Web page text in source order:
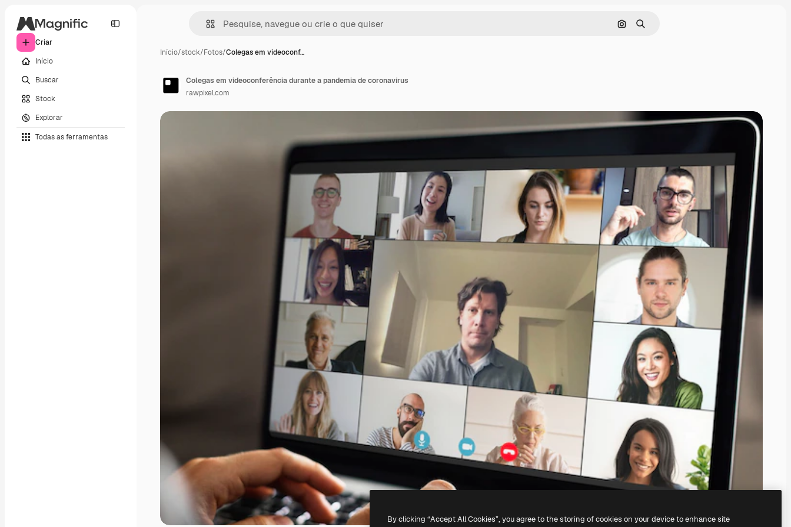
Criar
Início
Buscar
Stock
Explorar
Todas as ferramentas
Pesquisar por imagem
Buscar
Início/stock/Fotos/Colegas em videoconf…
Colegas em videoconferência durante a pandemia de coronavírus
rawpixel.com
By clicking “Accept All Cookies”, you agree to the storing of cookies on your device to enhance site